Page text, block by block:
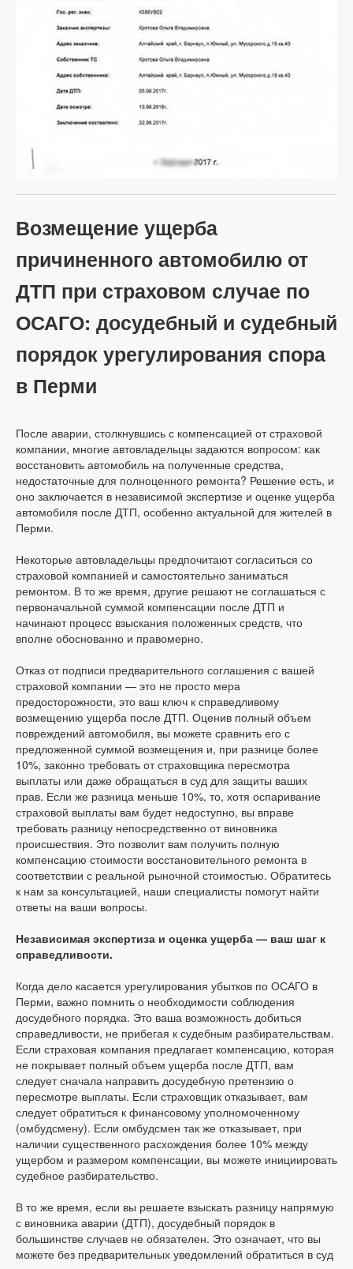
Возмещение ущерба
причиненного автомобилю от
ДТП при страховом случае по
ОСАГО: досудебный и судебный
порядок урегулирования спора
в Перми
После аварии, столкнувшись с компенсацией от страховой
компании, многие автовладельцы задаются вопросом: как
восстановить автомобиль на полученные средства,
недостаточные для полноценного ремонта? Решение есть, и
оно заключается в независимой экспертизе и оценке ущерба
автомобиля после ДТП, особенно актуальной для жителей в
Перми.
Некоторые автовладельцы предпочитают согласиться со
страховой компанией и самостоятельно заниматься
ремонтом. В то же время, другие решают не соглашаться с
первоначальной суммой компенсации после ДТП и
начинают процесс взыскания положенных средств, что
вполне обоснованно и правомерно.
Отказ от подписи предварительного соглашения с вашей
страховой компании — это не просто мера
предосторожности, это ваш ключ к справедливому
возмещению ущерба после ДТП. Оценив полный объем
повреждений автомобиля, вы можете сравнить его с
предложенной суммой возмещения и, при разнице более
10%, законно требовать от страховщика пересмотра
выплаты или даже обращаться в суд для защиты ваших
прав. Если же разница меньше 10%, то, хотя оспаривание
страховой выплаты вам будет недоступно, вы вправе
требовать разницу непосредственно от виновника
происшествия. Это позволит вам получить полную
компенсацию стоимости восстановительного ремонта в
соответствии с реальной рыночной стоимостью. Обратитесь
к нам за консультацией, наши специалисты помогут найти
ответы на ваши вопросы.
Независимая экспертиза и оценка ущерба — ваш шаг к
справедливости.
Когда дело касается урегулирования убытков по ОСАГО в
Перми, важно помнить о необходимости соблюдения
досудебного порядка. Это ваша возможность добиться
справедливости, не прибегая к судебным разбирательствам.
Если страховая компания предлагает компенсацию, которая
не покрывает полный объем ущерба после ДТП, вам
следует сначала направить досудебную претензию о
пересмотре выплаты. Если страховщик отказывает, вам
следует обратиться к финансовому уполномоченному
(омбудсмену). Если омбудсмен так же отказывает, при
наличии существенного расхождения более 10% между
ущербом и размером компенсации, вы можете инициировать
судебное разбирательство.
В то же время, если вы решаете взыскать разницу напрямую
с виновника аварии (ДТП), досудебный порядок в
большинстве случаев не обязателен. Это означает, что вы
можете без предварительных уведомлений обратиться в суд